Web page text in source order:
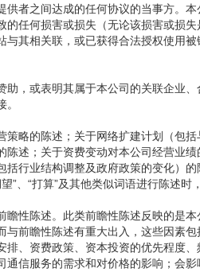
者之间达成的任何协议的当事方。本
任何损害或损失（无论该损害或损失
其相关联，或已获得合法授权使用被
，或表明其属于本公司的关联企业、
略的陈述；关于网络扩建计划（包括
述；关于资费变动对本公司经营业绩
行业结构调整及政府政策的变化）的
”、“打算”及其他类似词语进行陈述时
性陈述。此类前瞻性陈述反映的是本
前瞻性陈述有重大出入，这些因素包
、资费政策、资本投资的优先程度、
信服务的需求和对价格的影响；会影